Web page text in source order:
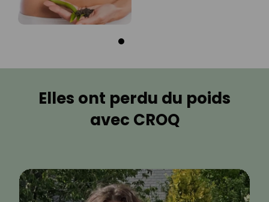
Elles ont perdu du poids
avec CROQ